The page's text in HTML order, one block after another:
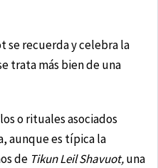
se recuerda y celebra la
trata más bien de una
o rituales asociados
aunque es típica la
de Tikun Leil Shavuot,una